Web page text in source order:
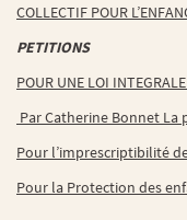
COLLECTIF POUR
PETITIONS
POUR UNE LOI
Par Catherine Bonnet La
Pour l’imprescriptibilité
Pour la Protection des